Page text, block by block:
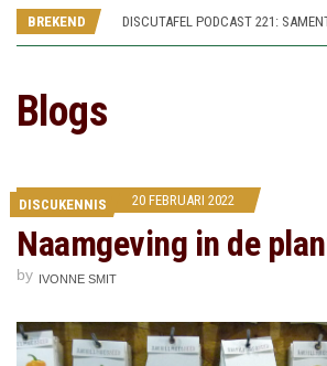
BREKEND
Blogs
DISCUKENNIS 20 FEBRUARI 2022
Naamgeving in de
by IVONNE SMIT